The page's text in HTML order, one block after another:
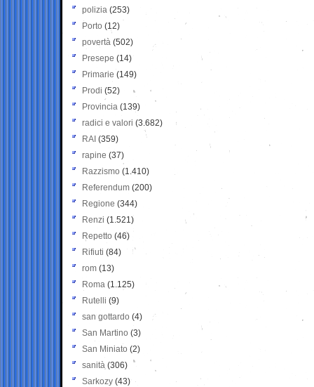
polizia (253)
Porto (12)
povertà (502)
Presepe (14)
Primarie (149)
Prodi (52)
Provincia (139)
radici e valori (3.682)
RAI (359)
rapine (37)
Razzismo (1.410)
Referendum (200)
Regione (344)
Renzi (1.521)
Repetto (46)
Rifiuti (84)
rom (13)
Roma (1.125)
Rutelli (9)
san gottardo (4)
San Martino (3)
San Miniato (2)
sanità (306)
Sarkozy (43)